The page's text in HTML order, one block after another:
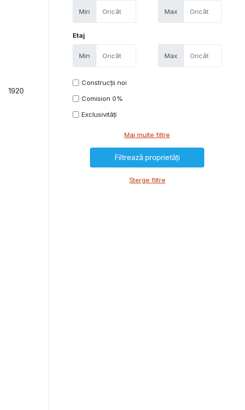
1920
Min Max
Etaj
Min Max
Construcții noi
Comision 0%
Exclusivități
Mai multe filtre
Șterge filtre